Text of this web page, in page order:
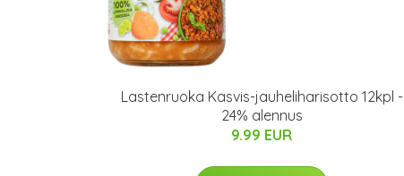
Lastenruoka Kasvis-jauheliharisotto 12kpl -
24% alennus
9.99 EUR